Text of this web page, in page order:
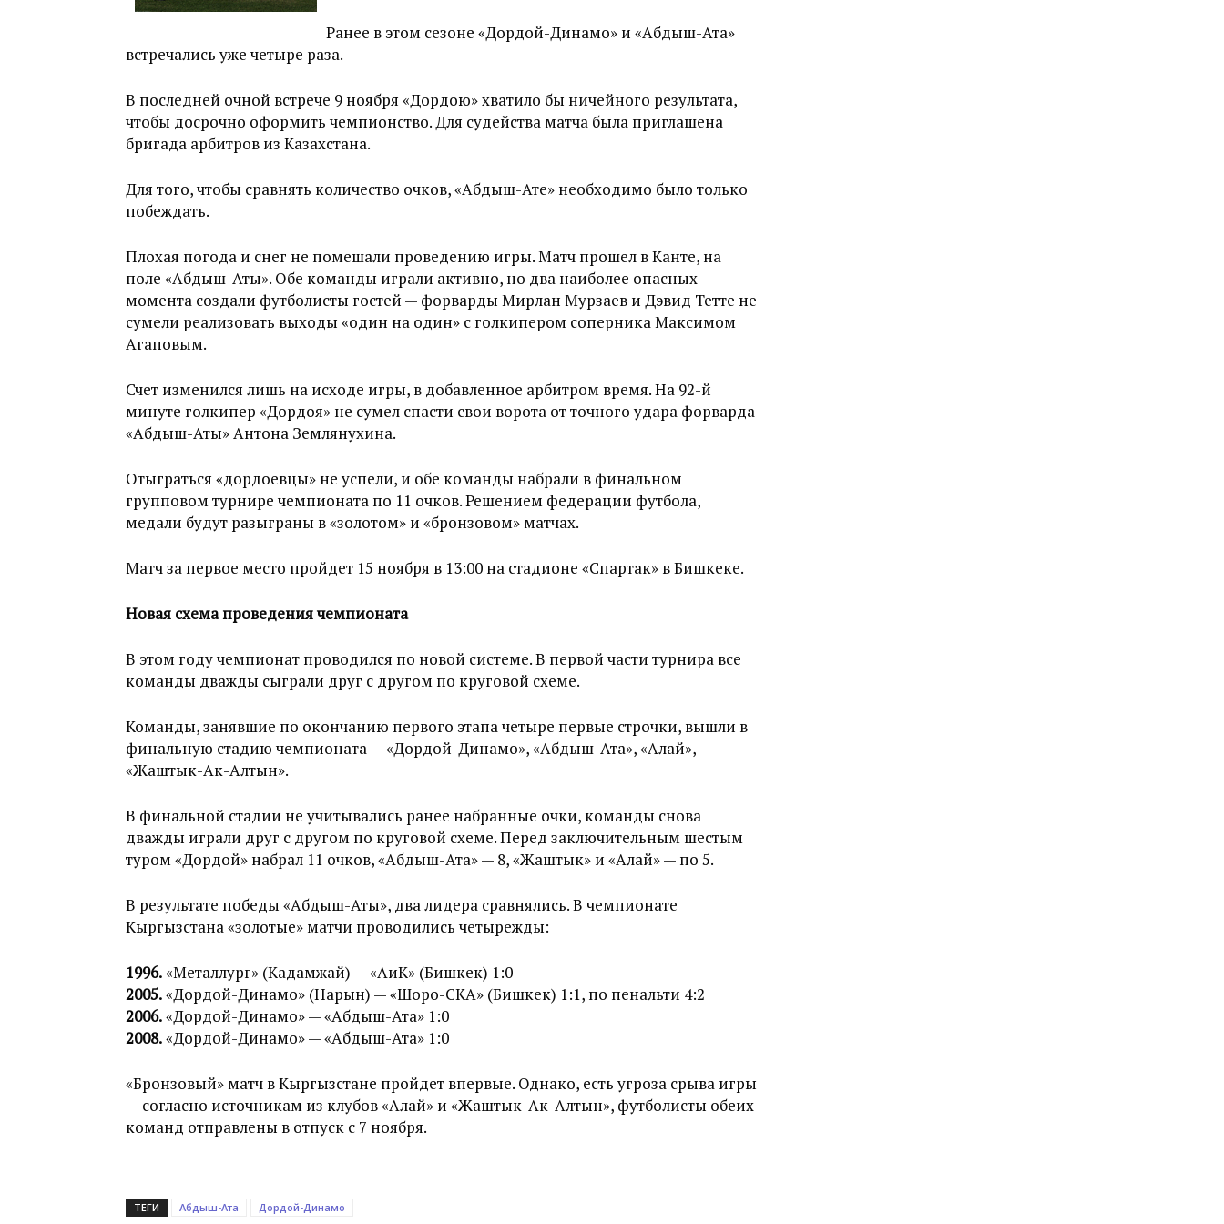
Ранее в этом сезоне «Дордой-Динамо» и «Абдыш-Ата»
встречались уже четыре раза.
В последней очной встрече 9 ноября «Дордою» хватило бы ничейного результата,
чтобы досрочно оформить чемпионство. Для судейства матча была приглашена
бригада арбитров из Казахстана.
Для того, чтобы сравнять количество очков, «Абдыш-Ате» необходимо было только
побеждать.
Плохая погода и снег не помешали проведению игры. Матч прошел в Канте, на
поле «Абдыш-Аты». Обе команды играли активно, но два наиболее опасных
момента создали футболисты гостей — форварды Мирлан Мурзаев и Дэвид Тетте не
сумели реализовать выходы «один на один» с голкипером соперника Максимом
Агаповым.
Счет изменился лишь на исходе игры, в добавленное арбитром время. На 92-й
минуте голкипер «Дордоя» не сумел спасти свои ворота от точного удара форварда
«Абдыш-Аты» Антона Землянухина.
Отыграться «дордоевцы» не успели, и обе команды набрали в финальном
групповом турнире чемпионата по 11 очков. Решением федерации футбола,
медали будут разыграны в «золотом» и «бронзовом» матчах.
Матч за первое место пройдет 15 ноября в 13:00 на стадионе «Спартак» в Бишкеке.
Новая схема проведения чемпионата
В этом году чемпионат проводился по новой системе. В первой части турнира все
команды дважды сыграли друг с другом по круговой схеме.
Команды, занявшие по окончанию первого этапа четыре первые строчки, вышли в
финальную стадию чемпионата — «Дордой-Динамо», «Абдыш-Ата», «Алай»,
«Жаштык-Ак-Алтын».
В финальной стадии не учитывались ранее набранные очки, команды снова
дважды играли друг с другом по круговой схеме. Перед заключительным шестым
туром «Дордой» набрал 11 очков, «Абдыш-Ата» — 8, «Жаштык» и «Алай» — по 5.
В результате победы «Абдыш-Аты», два лидера сравнялись. В чемпионате
Кыргызстана «золотые» матчи проводились четырежды:
1996.«Металлург» (Кадамжай) — «АиК» (Бишкек) 1:0
2005.«Дордой-Динамо» (Нарын) — «Шоро-СКА» (Бишкек) 1:1, по пенальти 4:2
2006.«Дордой-Динамо» — «Абдыш-Ата» 1:0
2008.«Дордой-Динамо» — «Абдыш-Ата» 1:0
«Бронзовый» матч в Кыргызстане пройдет впервые. Однако, есть угроза срыва игры
— согласно источникам из клубов «Алай» и «Жаштык-Ак-Алтын», футболисты обеих
команд отправлены в отпуск с 7 ноября.
ТЕГИ Абдыш-Ата Дордой-Динамо